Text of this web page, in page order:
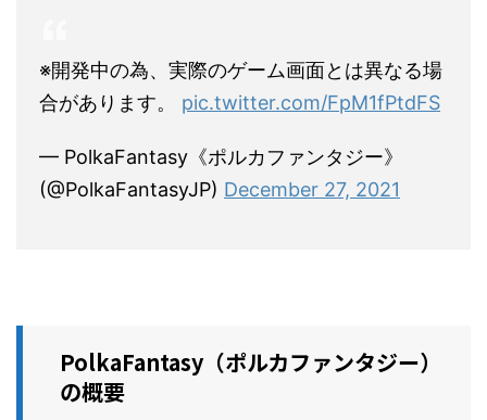
※開発中の為、実際のゲーム画面とは異なる場
合があります。 pic.twitter.com/FpM1fPtdFS
— PolkaFantasy《ポルカファンタジー》
(@PolkaFantasyJP) December 27, 2021
PolkaFantasy（ポルカファンタジー）
の概要